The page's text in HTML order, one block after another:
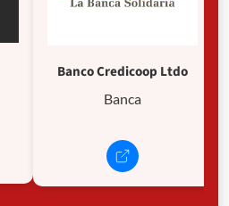
Banco Credicoop Ltdo
Banca